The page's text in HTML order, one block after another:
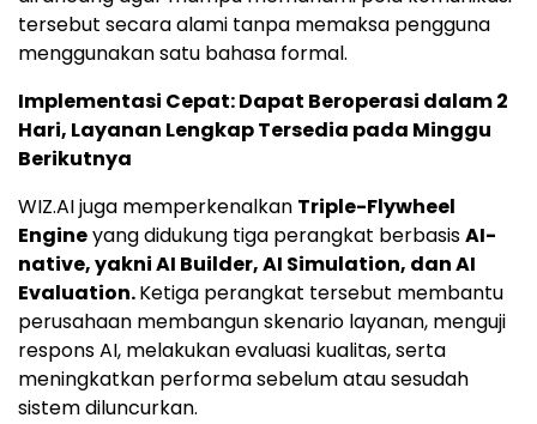
tersebut secara alami tanpa memaksa pengguna
menggunakan satu bahasa formal.
Implementasi Cepat: Dapat Beroperasi dalam 2
Hari, Layanan Lengkap Tersedia pada Minggu
Berikutnya
WIZ.AI juga memperkenalkan Triple-Flywheel
Engineyang didukung tiga perangkat berbasisAI-
native, yakni AI Builder, AI Simulation, dan AI
Evaluation.Ketiga perangkat tersebut membantu
perusahaan membangun skenario layanan, menguji
respons AI, melakukan evaluasi kualitas, serta
meningkatkan performa sebelum atau sesudah
sistem diluncurkan.